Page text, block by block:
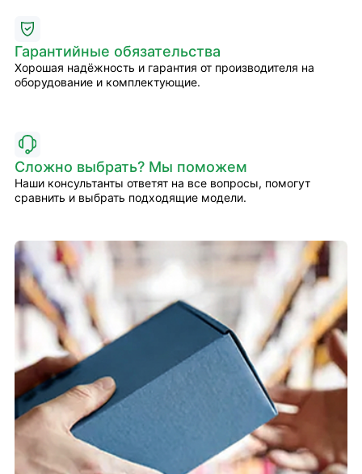
Гарантийные обязательства
Хорошая надёжность и гарантия от производителя на
оборудование и комплектующие.
Сложно выбрать? Мы поможем
Наши консультанты ответят на все вопросы, помогут
сравнить и выбрать подходящие модели.